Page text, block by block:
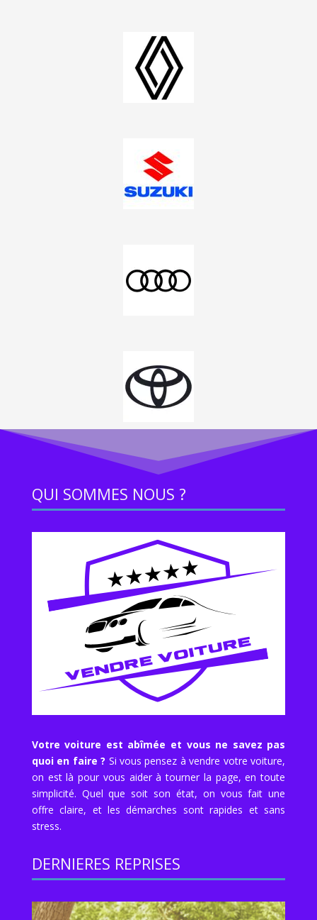
QUI SOMMES NOUS ?
Votre voiture est abîmée et vous ne savez pas
quoi en faire ? Si vous pensez à vendre votre voiture,
on est là pour vous aider à tourner la page, en toute
simplicité. Quel que soit son état, on vous fait une
offre claire, et les démarches sont rapides et sans
stress.
DERNIERES REPRISES